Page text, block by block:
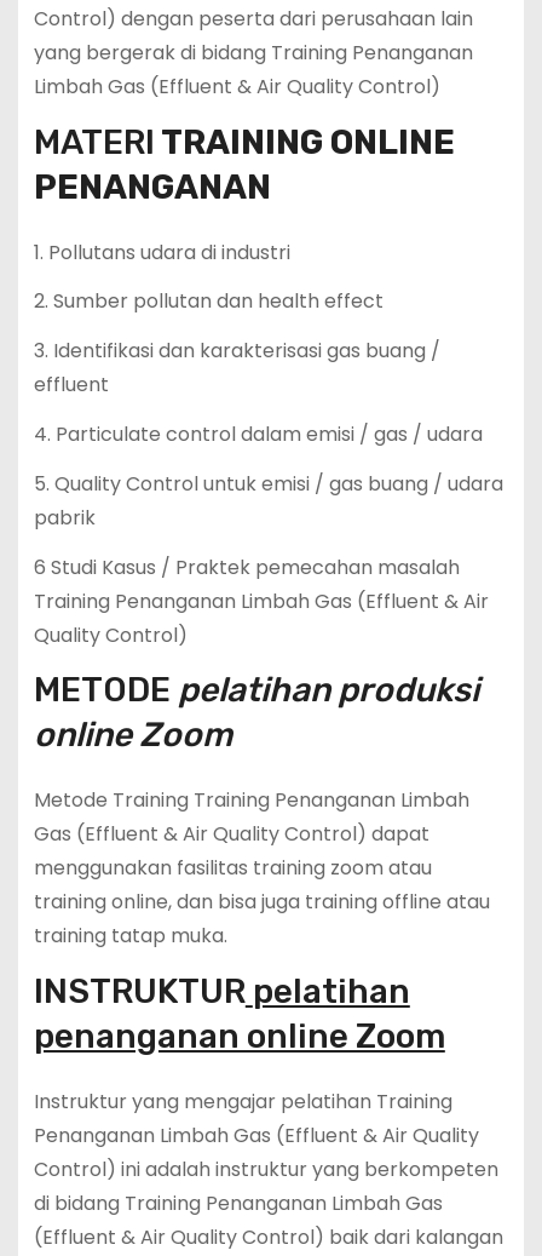
Control) dengan peserta dari perusahaan lain
yang bergerak di bidang Training Penanganan
Limbah Gas (Effluent & Air Quality Control)
MATERI TRAINING ONLINE
PENANGANAN
1. Pollutans udara di industri
2. Sumber pollutan dan health effect
3. Identifikasi dan karakterisasi gas buang /
effluent
4. Particulate control dalam emisi / gas / udara
5. Quality Control untuk emisi / gas buang / udara
pabrik
6 Studi Kasus / Praktek pemecahan masalah
Training Penanganan Limbah Gas (Effluent & Air
Quality Control)
METODE pelatihan produksi
online Zoom
Metode Training Training Penanganan Limbah
Gas (Effluent & Air Quality Control) dapat
menggunakan fasilitas training zoom atau
training online, dan bisa juga training offline atau
training tatap muka.
INSTRUKTUR pelatihan
penanganan online Zoom
Instruktur yang mengajar pelatihan Training
Penanganan Limbah Gas (Effluent & Air Quality
Control) ini adalah instruktur yang berkompeten
di bidang Training Penanganan Limbah Gas
(Effluent & Air Quality Control) baik dari kalangan